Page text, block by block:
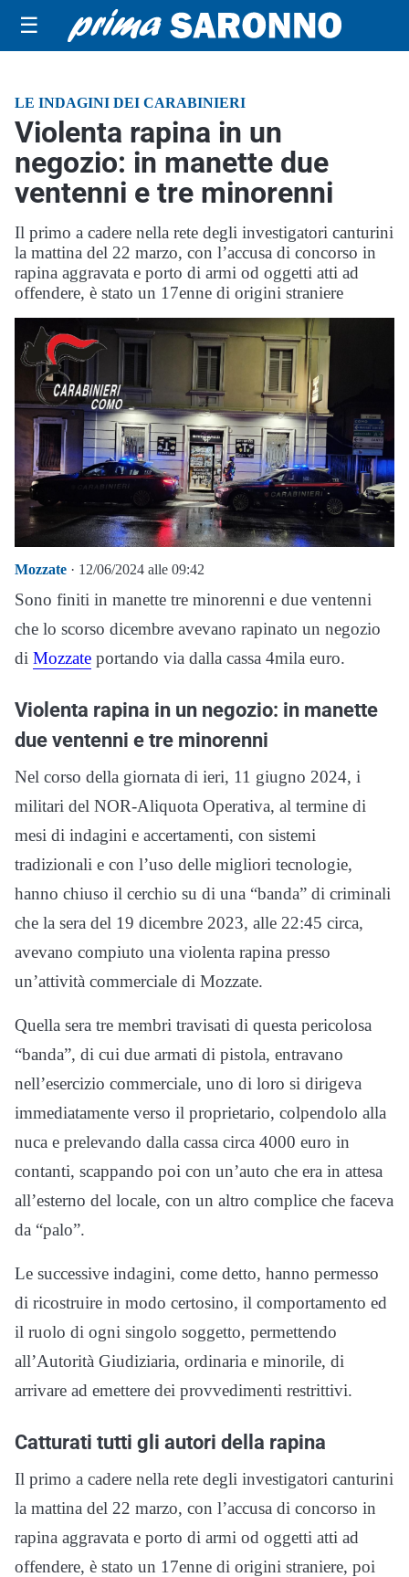
☰
LE INDAGINI DEI CARABINIERI
Violenta rapina in un
negozio: in manette due
ventenni e tre minorenni
Il primo a cadere nella rete degli investigatori canturini
la mattina del 22 marzo, con l’accusa di concorso in
rapina aggravata e porto di armi od oggetti atti ad
offendere, è stato un 17enne di origini straniere
Mozzate · 12/06/2024 alle 09:42
Sono finiti in manette tre minorenni e due ventenni
che lo scorso dicembre avevano rapinato un negozio
di Mozzate portando via dalla cassa 4mila euro.
Violenta rapina in un negozio: in manette
due ventenni e tre minorenni
Nel corso della giornata di ieri, 11 giugno 2024, i
militari del NOR-Aliquota Operativa, al termine di
mesi di indagini e accertamenti, con sistemi
tradizionali e con l’uso delle migliori tecnologie,
hanno chiuso il cerchio su di una “banda” di criminali
che la sera del 19 dicembre 2023, alle 22:45 circa,
avevano compiuto una violenta rapina presso
un’attività commerciale di Mozzate.
Quella sera tre membri travisati di questa pericolosa
“banda”, di cui due armati di pistola, entravano
nell’esercizio commerciale, uno di loro si dirigeva
immediatamente verso il proprietario, colpendolo alla
nuca e prelevando dalla cassa circa 4000 euro in
contanti, scappando poi con un’auto che era in attesa
all’esterno del locale, con un altro complice che faceva
da “palo”.
Le successive indagini, come detto, hanno permesso
di ricostruire in modo certosino, il comportamento ed
il ruolo di ogni singolo soggetto, permettendo
all’Autorità Giudiziaria, ordinaria e minorile, di
arrivare ad emettere dei provvedimenti restrittivi.
Catturati tutti gli autori della rapina
Il primo a cadere nella rete degli investigatori canturini
la mattina del 22 marzo, con l’accusa di concorso in
rapina aggravata e porto di armi od oggetti atti ad
offendere, è stato un 17enne di origini straniere, poi